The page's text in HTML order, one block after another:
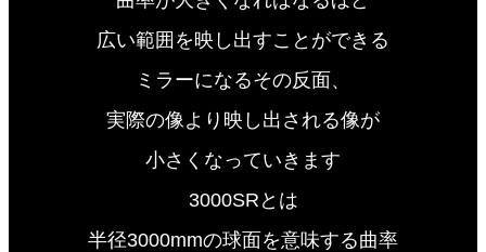
広い範囲を映し出すことができる
ミラーになるその反面、
実際の像より映し出される像が
小さくなっていきます
3000SRとは
半径3000mmの球面を意味する曲率